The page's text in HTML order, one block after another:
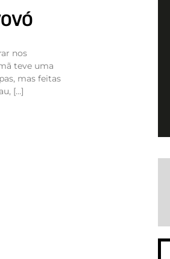
nos
teve uma
mas feitas
[…]